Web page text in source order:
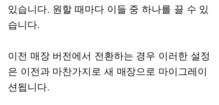
있습니다. 원할 때마다 이들 중 하나를 끌 수 있
습니다.
이전 매장 버전에서 전환하는 경우 이러한 설정
은 이전과 마찬가지로 새 매장으로 마이그레이
션됩니다.